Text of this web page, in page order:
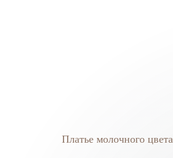
Платье молочного цвета